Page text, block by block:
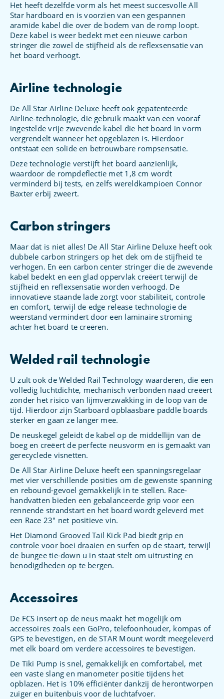
Het heeft dezelfde vorm als het meest succesvolle All
Star hardboard en is voorzien van een gespannen
aramide kabel die over de bodem van de romp loopt.
Deze kabel is weer bedekt met een nieuwe carbon
stringer die zowel de stijfheid als de reflexsensatie van
het board verhoogt.
Airline technologie
De All Star Airline Deluxe heeft ook gepatenteerde
Airline-technologie, die gebruik maakt van een vooraf
ingestelde vrije zwevende kabel die het board in vorm
vergrendelt wanneer het opgeblazen is. Hierdoor
ontstaat een solide en betrouwbare rompsensatie.
Deze technologie verstijft het board aanzienlijk,
waardoor de rompdeflectie met 1,8 cm wordt
verminderd bij tests, en zelfs wereldkampioen Connor
Baxter erbij zweert.
Carbon stringers
Maar dat is niet alles! De All Star Airline Deluxe heeft ook
dubbele carbon stringers op het dek om de stijfheid te
verhogen. En een carbon center stringer die de zwevende
kabel bedekt en een glad oppervlak creëert terwijl de
stijfheid en reflexsensatie worden verhoogd. De
innovatieve staande lade zorgt voor stabiliteit, controle
en comfort, terwijl de edge release technologie de
weerstand vermindert door een laminaire stroming
achter het board te creëren.
Welded rail technologie
U zult ook de Welded Rail Technology waarderen, die een
volledig luchtdichte, mechanisch verbonden naad creëert
zonder het risico van lijmverzwakking in de loop van de
tijd. Hierdoor zijn Starboard opblaasbare paddle boards
sterker en gaan ze langer mee.
De neuskegel geleidt de kabel op de middellijn van de
boeg en creëert de perfecte neusvorm en is gemaakt van
gerecyclede visnetten.
De All Star Airline Deluxe heeft een spanningsregelaar
met vier verschillende posities om de gewenste spanning
en rebound-gevoel gemakkelijk in te stellen. Race-
handvatten bieden een gebalanceerde grip voor een
rennende strandstart en het board wordt geleverd met
een Race 23″ net positieve vin.
Het Diamond Grooved Tail Kick Pad biedt grip en
controle voor boei draaien en surfen op de staart, terwijl
de bungee tie-down u in staat stelt om uitrusting en
benodigdheden op te bergen.
Accessoires
De FCS insert op de neus maakt het mogelijk om
accessoires zoals een GoPro, telefoonhouder, kompas of
GPS te bevestigen, en de STAR Mount wordt meegeleverd
met elk board om verdere accessoires te bevestigen.
De Tiki Pump is snel, gemakkelijk en comfortabel, met
een vaste slang en manometer positie tijdens het
opblazen. Het is 10% efficiënter dankzij de herontworpen
zuiger en buitenbuis voor de luchtafvoer.